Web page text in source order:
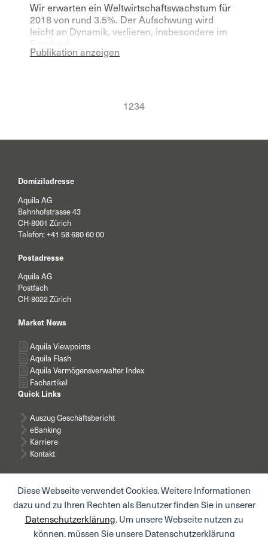
Diese Webseite verwendet Cookies. Weitere Informationen
dazu und zu Ihren Rechten als Benutzer finden Sie in unserer
Datenschutzerklärung. Um unsere Webseite nutzen zu
können, müssen Sie unsere Datenschutzerklärung
Wir erwarten ein Weltwirtschaftswachstum für
2018 von rund 3.5%. Der Aufschwung wird
leicht an Dynamik, verlieren, insbesondere im
Euroland.
Publikation anzeigen
1234
Domiziladresse
Aquila AG
Bahnhofstrasse 43
CH-8001 Zürich
Telefon: +41 58 680 60 00
Postadresse
Aquila AG
Postfach
CH-8022 Zürich
Market News
Aquila Viewpoints
Aquila Flash
Aquila Vermögensverwalter Index
Fachartikel
Quick Links
Auszug Geschäftsbericht
eBanking
Karriere
Kontakt
News abonnieren